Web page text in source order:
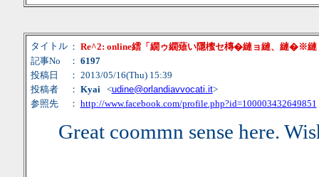
タイトル ： Re^2: online繧「繝ゥ繝薙い隱櫁セ槫�縺ョ縺、縺�※
記事No
： 6197
投稿日
： 2013/05/16(Thu) 15:39
投稿者
： Kyai<udine@orlandiavvocati.it>
参照先
： http://www.facebook.com/profile.php?id=100003432649851
Great coommn sense here.